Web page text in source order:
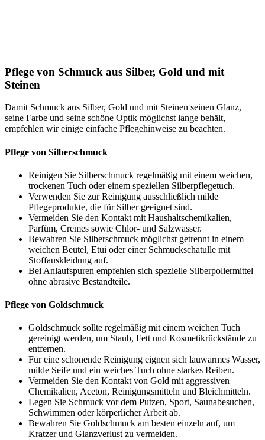
Pflege von Schmuck aus Silber, Gold und mit
Steinen
Damit Schmuck aus Silber, Gold und mit Steinen seinen Glanz,
seine Farbe und seine schöne Optik möglichst lange behält,
empfehlen wir einige einfache Pflegehinweise zu beachten.
Pflege von Silberschmuck
Reinigen Sie Silberschmuck regelmäßig mit einem weichen,
trockenen Tuch oder einem speziellen Silberpflegetuch.
Verwenden Sie zur Reinigung ausschließlich milde
Pflegeprodukte, die für Silber geeignet sind.
Vermeiden Sie den Kontakt mit Haushaltschemikalien,
Parfüm, Cremes sowie Chlor- und Salzwasser.
Bewahren Sie Silberschmuck möglichst getrennt in einem
weichen Beutel, Etui oder einer Schmuckschatulle mit
Stoffauskleidung auf.
Bei Anlaufspuren empfehlen sich spezielle Silberpoliermittel
ohne abrasive Bestandteile.
Pflege von Goldschmuck
Goldschmuck sollte regelmäßig mit einem weichen Tuch
gereinigt werden, um Staub, Fett und Kosmetikrückstände zu
entfernen.
Für eine schonende Reinigung eignen sich lauwarmes Wasser,
milde Seife und ein weiches Tuch ohne starkes Reiben.
Vermeiden Sie den Kontakt von Gold mit aggressiven
Chemikalien, Aceton, Reinigungsmitteln und Bleichmitteln.
Legen Sie Schmuck vor dem Putzen, Sport, Saunabesuchen,
Schwimmen oder körperlicher Arbeit ab.
Bewahren Sie Goldschmuck am besten einzeln auf, um
Kratzer und Glanzverlust zu vermeiden.